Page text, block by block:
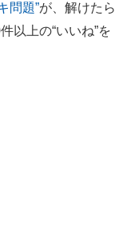
問題”が、解けたら
以上の“いいね”を